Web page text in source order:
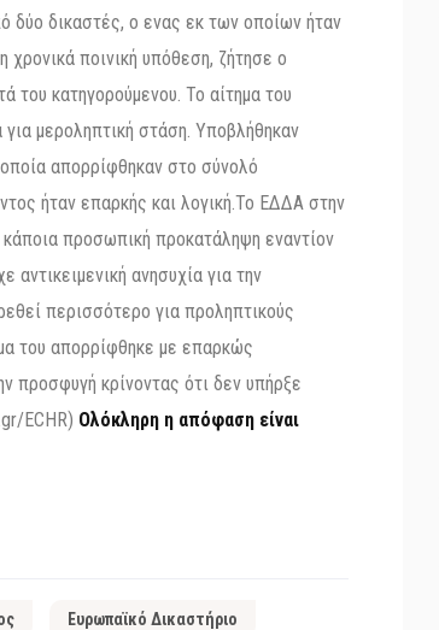
δύο δικαστές, ο ενας εκ των οποίων ήταν
χρονικά ποινική υπόθεση, ζήτησε ο
του κατηγορούμενου. Το αίτημα του
μεροληπτική στάση. Υποβλήθηκαν
απορρίφθηκαν στο σύνολό
ήταν επαρκής και λογική.Το ΕΔΔΑ στην
προσωπική προκατάληψη εναντίον
ανησυχία για την
περισσότερο για προληπτικούς
του απορρίφθηκε με επαρκώς
προσφυγή κρίνοντας ότι δεν υπήρξε
ECHR) Ολόκληρη η απόφαση είναι
Ευρωπαϊκό Δικαστήριο